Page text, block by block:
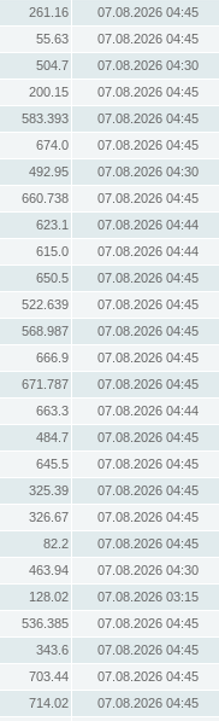
261.16
07.08.2026 04:45
55.63
07.08.2026 04:45
504.7
07.08.2026 04:30
200.15
07.08.2026 04:45
583.393
07.08.2026 04:45
674.0
07.08.2026 04:45
492.95
07.08.2026 04:30
660.738
07.08.2026 04:45
623.1
07.08.2026 04:44
615.0
07.08.2026 04:44
650.5
07.08.2026 04:45
522.639
07.08.2026 04:45
568.987
07.08.2026 04:45
666.9
07.08.2026 04:45
671.787
07.08.2026 04:45
663.3
07.08.2026 04:44
484.7
07.08.2026 04:45
645.5
07.08.2026 04:45
325.39
07.08.2026 04:45
326.67
07.08.2026 04:45
82.2
07.08.2026 04:45
463.94
07.08.2026 04:30
128.02
07.08.2026 03:15
536.385
07.08.2026 04:45
343.6
07.08.2026 04:45
703.44
07.08.2026 04:45
714.02
07.08.2026 04:45